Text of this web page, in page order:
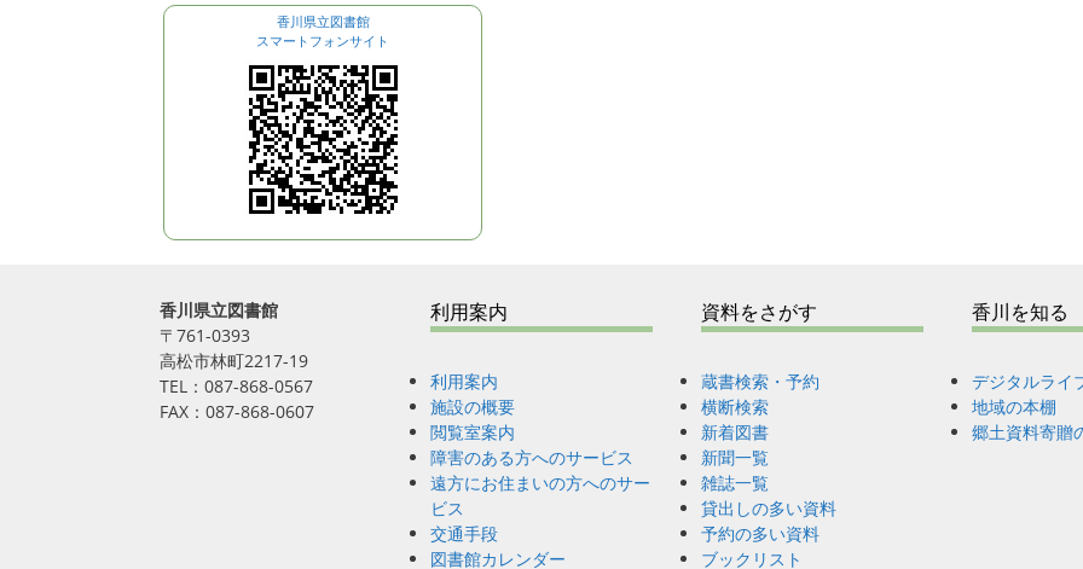
香川県立図書館
スマートフォンサイト
香川県立図書館
〒761-0393
高松市林町2217-19
TEL：087-868-0567
FAX：087-868-0607
利用案内
利用案内
施設の概要
閲覧室案内
障害のある方へのサービス
遠方にお住まいの方へのサー
ビス
交通手段
図書館カレンダー
資料をさがす
蔵書検索・予約
横断検索
新着図書
新聞一覧
雑誌一覧
貸出しの多い資料
予約の多い資料
ブックリスト
香川を知る
デジタルライ
地域の本棚
郷土資料寄贈